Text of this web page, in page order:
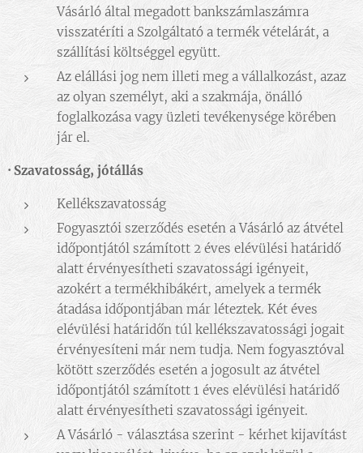
Vásárló által megadott bankszámlaszámra
visszatéríti a Szolgáltató a termék vételárát, a
szállítási költséggel együtt.
Az elállási jog nem illeti meg a vállalkozást, azaz
az olyan személyt, aki a szakmája, önálló
foglalkozása vagy üzleti tevékenysége körében
jár el.
· Szavatosság, jótállás
Kellékszavatosság
Fogyasztói szerződés esetén a Vásárló az átvétel
időpontjától számított 2 éves elévülési határidő
alatt érvényesítheti szavatossági igényeit,
azokért a termékhibákért, amelyek a termék
átadása időpontjában már léteztek. Két éves
elévülési határidőn túl kellékszavatossági jogait
érvényesíteni már nem tudja. Nem fogyasztóval
kötött szerződés esetén a jogosult az átvétel
időpontjától számított 1 éves elévülési határidő
alatt érvényesítheti szavatossági igényeit.
A Vásárló - választása szerint - kérhet kijavítást